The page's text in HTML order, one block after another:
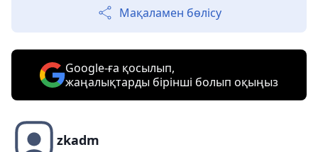
Мақаламен бөлісу
Google-ға қосылып,
жаңалықтарды бірінші болып оқыңыз
zkadm